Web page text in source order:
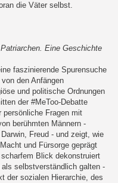
die Väter selbst.
Eine Geschichte
faszinierende Spurensuche
den Anfängen
und politische Ordnungen
der #MeToo-Debatte
persönliche Fragen mit
berühmten Männern -
Freud - und zeigt, wie
und Fürsorge geprägt
Blick dekonstruiert
selbstverständlich galten -
der sozialen Hierarchie, des